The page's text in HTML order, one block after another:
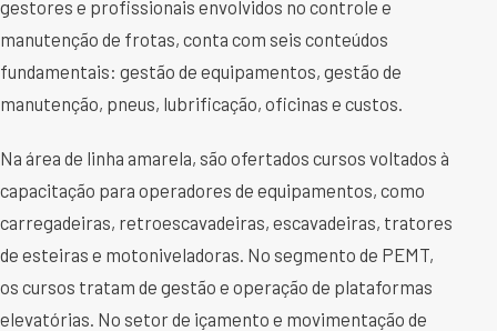
gestores e profissionais envolvidos no controle e
manutenção de frotas, conta com seis conteúdos
fundamentais: gestão de equipamentos, gestão de
manutenção, pneus, lubrificação, oficinas e custos.
Na área de linha amarela, são ofertados cursos voltados à
capacitação para operadores de equipamentos, como
carregadeiras, retroescavadeiras, escavadeiras, tratores
de esteiras e motoniveladoras. No segmento de PEMT,
os cursos tratam de gestão e operação de plataformas
elevatórias. No setor de içamento e movimentação de